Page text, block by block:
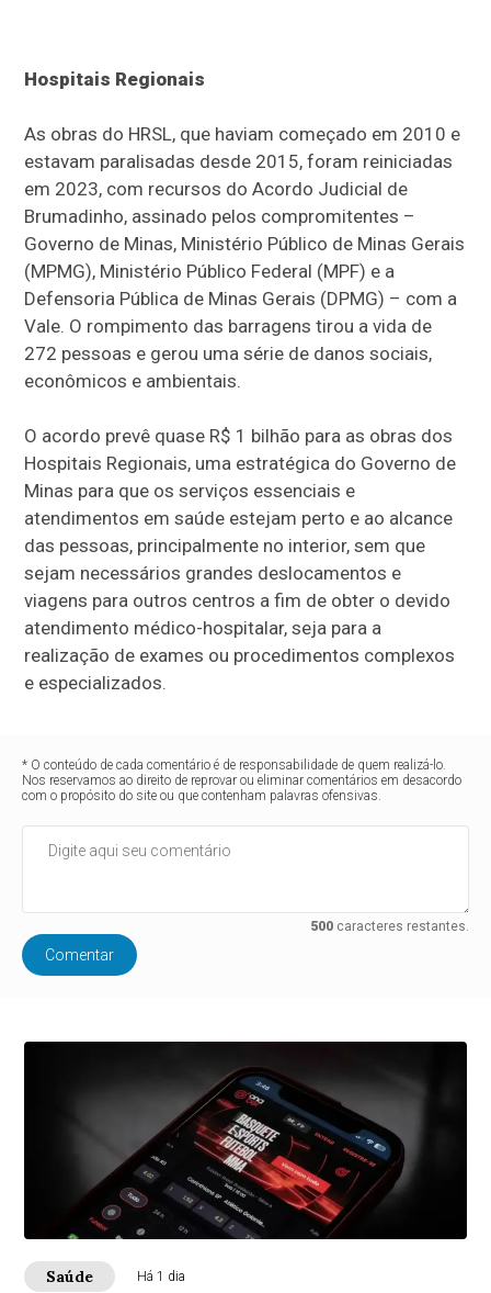
Hospitais Regionais
As obras do HRSL, que haviam começado em 2010 e
estavam paralisadas desde 2015, foram reiniciadas
em 2023, com recursos do Acordo Judicial de
Brumadinho, assinado pelos compromitentes –
Governo de Minas, Ministério Público de Minas Gerais
(MPMG), Ministério Público Federal (MPF) e a
Defensoria Pública de Minas Gerais (DPMG) – com a
Vale. O rompimento das barragens tirou a vida de
272 pessoas e gerou uma série de danos sociais,
econômicos e ambientais.
O acordo prevê quase R$ 1 bilhão para as obras dos
Hospitais Regionais, uma estratégica do Governo de
Minas para que os serviços essenciais e
atendimentos em saúde estejam perto e ao alcance
das pessoas, principalmente no interior, sem que
sejam necessários grandes deslocamentos e
viagens para outros centros a fim de obter o devido
atendimento médico-hospitalar, seja para a
realização de exames ou procedimentos complexos
e especializados.
* O conteúdo de cada comentário é de responsabilidade de quem realizá-lo.
Nos reservamos ao direito de reprovar ou eliminar comentários em desacordo
com o propósito do site ou que contenham palavras ofensivas.
500caracteres restantes.
Comentar
Saúde Há 1 dia